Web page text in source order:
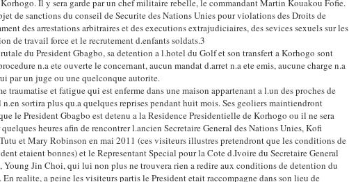
Il y sera garde par un chef militaire rebelle, le commandant Martin Kouakou Fofie.
de sanctions du conseil de Securite des Nations Unies pour violations des Droits de
des arrestations arbitraires et des executions extrajudiciaires, des sevices sexuels sur les
de travail force et le recrutement d.enfants soldats.3
du President Gbagbo, sa detention a l.hotel du Golf et son transfert a Korhogo sont
n.a ete ouverte le concernant, aucun mandat d.arret n.a ete emis, aucune charge n.a
par un juge ou une quelconque autorite.
traumatise et fatigue qui est enferme dans une maison appartenant a l.un des proches de
sortira plus qu.a quelques reprises pendant huit mois. Ses geoliers maintiendront
le President Gbagbo est detenu a la Residence Presidentielle de Korhogo ou il ne sera
heures afin de rencontrer l.ancien Secretaire General des Nations Unies, Kofi
et Mary Robinson en mai 2011 (ces visiteurs illustres pretendront que les conditions de
etaient bonnes) et le Representant Special pour la Cote d.Ivoire du Secretaire General
Young Jin Choi, qui lui non plus ne trouvera rien a redire aux conditions de detention du
En realite, a peine les visiteurs partis le President etait raccompagne dans son lieu de